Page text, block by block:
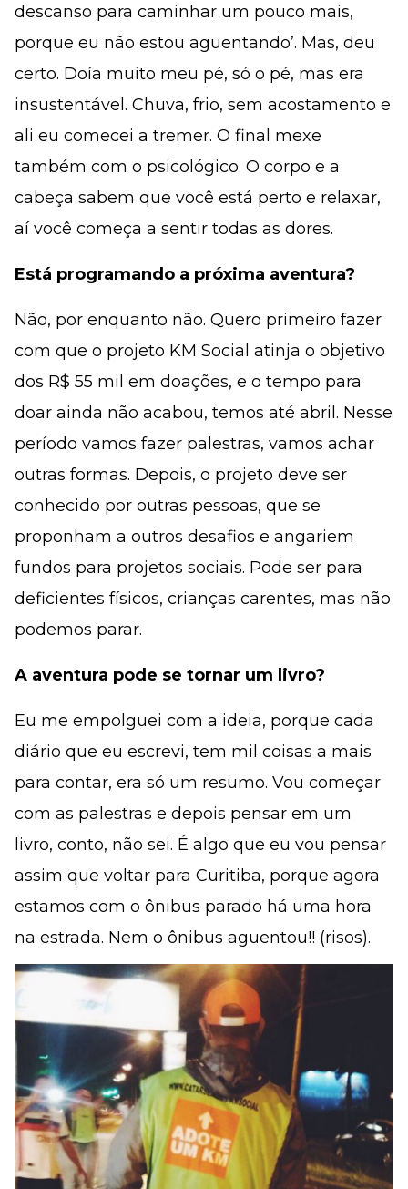
descanso para caminhar um pouco mais,
porque eu não estou aguentando’. Mas, deu
certo. Doía muito meu pé, só o pé, mas era
insustentável. Chuva, frio, sem acostamento e
ali eu comecei a tremer. O final mexe
também com o psicológico. O corpo e a
cabeça sabem que você está perto e relaxar,
aí você começa a sentir todas as dores.
Está programando a próxima aventura?
Não, por enquanto não. Quero primeiro fazer
com que o projeto KM Social atinja o objetivo
dos R$ 55 mil em doações, e o tempo para
doar ainda não acabou, temos até abril. Nesse
período vamos fazer palestras, vamos achar
outras formas. Depois, o projeto deve ser
conhecido por outras pessoas, que se
proponham a outros desafios e angariem
fundos para projetos sociais. Pode ser para
deficientes físicos, crianças carentes, mas não
podemos parar.
A aventura pode se tornar um livro?
Eu me empolguei com a ideia, porque cada
diário que eu escrevi, tem mil coisas a mais
para contar, era só um resumo. Vou começar
com as palestras e depois pensar em um
livro, conto, não sei. É algo que eu vou pensar
assim que voltar para Curitiba, porque agora
estamos com o ônibus parado há uma hora
na estrada. Nem o ônibus aguentou!! (risos).